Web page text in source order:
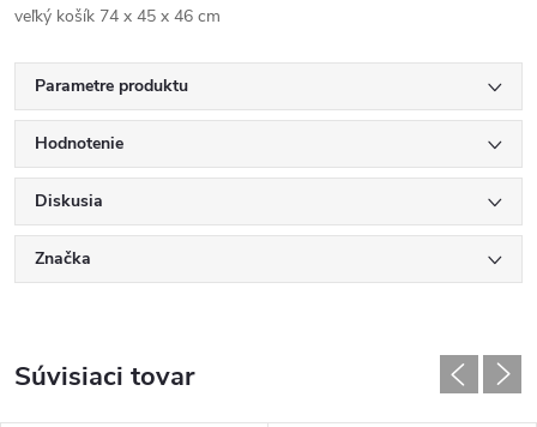
veľký košík 74 x 45 x 46 cm
Parametre produktu
Hodnotenie
Diskusia
Značka
Súvisiaci tovar